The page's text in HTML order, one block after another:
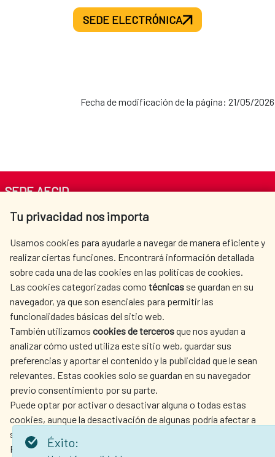
SEDE ELECTRÓNICA
Fecha de modificación de la página: 21/05/2026
Tu privacidad nos importa
Usamos cookies para ayudarle a navegar de manera eficiente y
realizar ciertas funciones. Encontrará información detallada
sobre cada una de las cookies en las políticas de cookies.
Las cookies categorizadas como técnicas se guardan en su
navegador, ya que son esenciales para permitir las
funcionalidades básicas del sitio web.
También utilizamos cookies de tercerosque nos ayudan a
analizar cómo usted utiliza este sitio web, guardar sus
preferencias y aportar el contenido y la publicidad que le sean
relevantes. Estas cookies solo se guardan en su navegador
previo consentimiento por su parte.
Puede optar por activar o desactivar alguna o todas estas
cookies, aunque la desactivación de algunas podría afectar a
su experiencia de navegación.
Para obtener más información, consulte nuestra
SEDE AECID
Av. Reyes Católicos 4 - 28040 Madrid
centro.informacion@aecid.es
LA AECID
DÓNDE COOPERAMOS
ACCIÓN HUMANITARIA
SALA DE PRENSA
CULTURA Y CIENCIA
BIBLIOTECA
NUESTRAS REDES SOCIALES
Éxito: